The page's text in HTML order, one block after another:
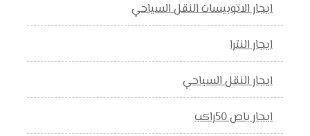
ايجار الاتوبيسات النقل السياحي
ايجار النترا
ايجار النقل السياحي
ايجار باص 50راكب